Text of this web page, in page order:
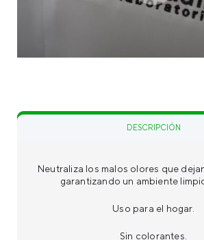
DESCRIPCIÓN
Neutraliza los malos olores que
garantizando un ambiente
Uso para el hogar.
Sin colorantes.